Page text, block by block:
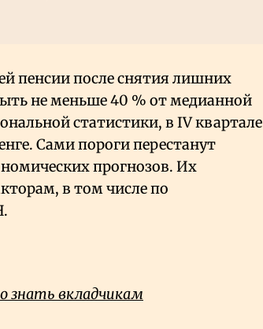
пенсии после снятия лишних
не меньше 40 % от медианной
статистики, в IV квартале
Сами пороги перестанут
прогнозов. Их
в том числе по
знать вкладчикам